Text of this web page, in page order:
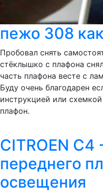
пежо 308
Пробовал снять
стёклышко с плафона
часть плафона весте с
Буду очень благодарен
инструкцией или
плафон.
CITROEN C4
переднего
освещения